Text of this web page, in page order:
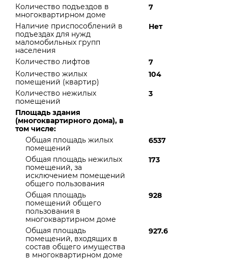
Количество подъездов в
многоквартирном доме
7
Наличие приспособлений в
подъездах для нужд
маломобильных групп
населения
Нет
Количество лифтов
7
Количество жилых
помещений (квартир)
104
Количество нежилых
помещений
3
Площадь здания
(многоквартирного дома), в
том числе:
Общая площадь жилых
помещений
6537
Общая площадь нежилых
помещений, за
исключением помещений
общего пользования
173
Общая площадь
помещений общего
пользования в
многоквартирном доме
928
Общая площадь
помещений, входящих в
состав общего имущества
в многоквартирном доме
927.6